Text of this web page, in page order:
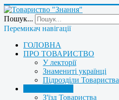
Пошук...
Перемикач навігації
ГОЛОВНА
ПРО ТОВАРИСТВО
У лекторії
Знамениті українці
Підрозділи Товариства
З'їзд Товариства